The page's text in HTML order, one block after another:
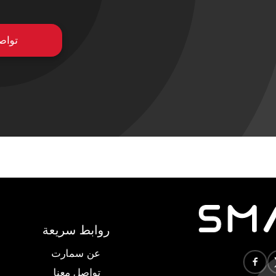
روابط سريعة
عن سمارت
تواصل معنا